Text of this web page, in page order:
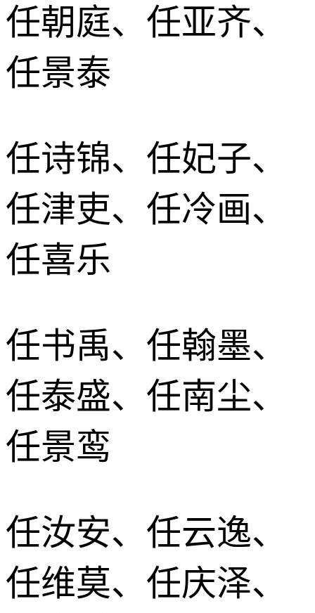
任朝庭、任亚齐、
任景泰
任诗锦、任妃子、
任津吏、任冷画、
任喜乐
任书禹、任翰墨、
任泰盛、任南尘、
任景鸾
任汝安、任云逸、
任维莫、任庆泽、